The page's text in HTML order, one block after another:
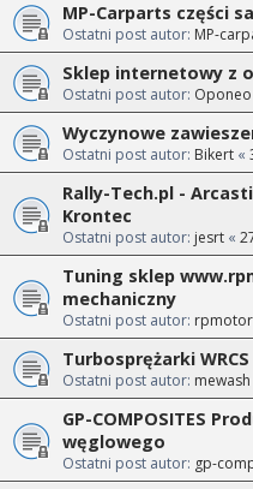
MP-Carparts części
Ostatni post autor: MP-
Sklep internetowy z
Ostatni post autor: Oponeo
Wyczynowe
Ostatni post autor: Bikert «
Rally-Tech.pl -
Krontec
Ostatni post autor: jesrt «
Tuning sklep
mechaniczny
Ostatni post autor:
Turbosprężarki WRCS
Ostatni post autor: mewash
GP-COMPOSITES
węglowego
Ostatni post autor: gp-